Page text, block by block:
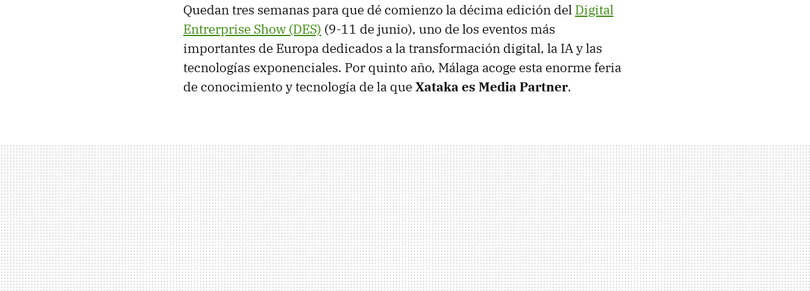
Quedan tres semanas para que dé comienzo la décima edición del Digital
Entrerprise Show (DES) (9-11 de junio), uno de los eventos más
importantes de Europa dedicados a la transformación digital, la IA y las
tecnologías exponenciales. Por quinto año, Málaga acoge esta enorme feria
de conocimiento y tecnología de la queXataka es Media Partner.